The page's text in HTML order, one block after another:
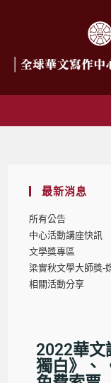
最新消息
所有公告
中心活動講座快訊
文學獎專區
梁實秋文學大師獎-
相關活動分享
2022華
獨白》、